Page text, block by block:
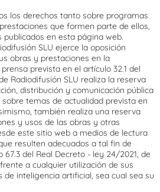
los derechos tanto sobre programas
que formen parte de ellos,
en esta página web.
SLU ejerce la oposición
obras y prestaciones en la
prevista en el artículo 32.1 del
Radiodifusión SLU realiza la reserva
distribución y comunicación pública
temas de actualidad prevista en
también realiza una reserva
y usos de las obras y otras
este sitio web a medios de lectura
resulten adecuados a tal fin de
del Real Decreto - ley 24/2021, de
a cualquier utilización de sus
inteligencia artificial, sea cual sea su